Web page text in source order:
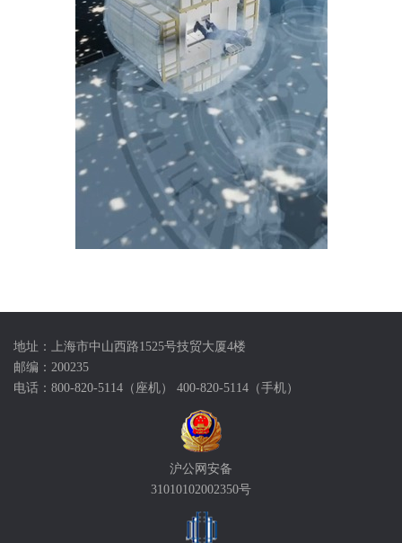
地址：上海市中山西路1525号技贸大厦4楼
邮编：200235
电话：800-820-5114（座机） 400-820-5114（手机）
沪公网安备
31010102002350号